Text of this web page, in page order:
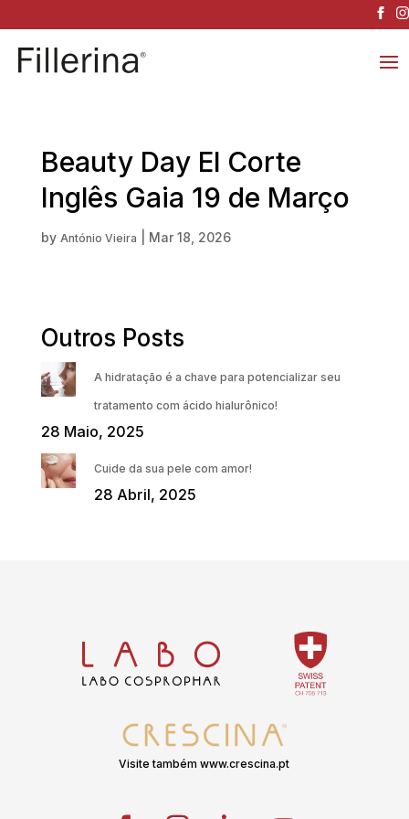
Beauty Day El Corte
Inglês Gaia 19 de Março
by António Vieira Mar 18, 2026
Outros Posts
A hidratação é a chave para potencializar seu
tratamento com ácido hialurônico!
28 Maio, 2025
Cuide da sua pele com amor!
28 Abril, 2025
Visite também www.crescina.pt